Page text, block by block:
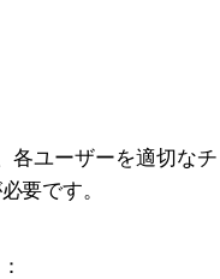
各ユーザーを適切なチ
要です。
：